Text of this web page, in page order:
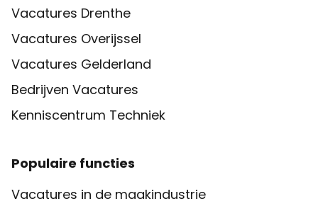
Vacatures Drenthe
Vacatures Overijssel
Vacatures Gelderland
Bedrijven Vacatures
Kenniscentrum Techniek
Populaire functies
Vacatures in de maakindustrie